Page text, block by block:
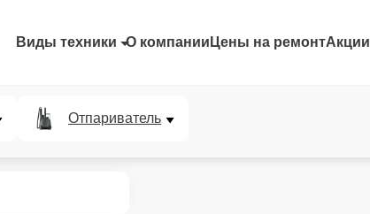
Виды техники О компании Цены на ремонтАкции
Отпариватель